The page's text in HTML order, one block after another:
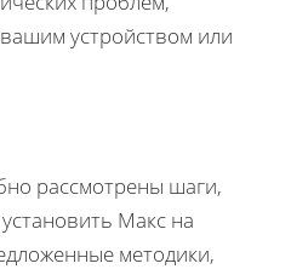
устройством или
рассмотрены шаги,
Макс на
методики,